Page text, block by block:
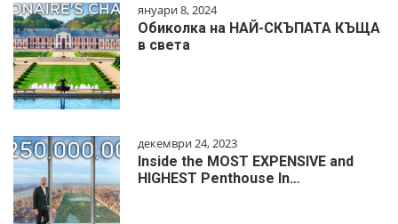
януари 8, 2024
Обиколка на НАЙ-СКЪПАТА КЪЩА
в света
декември 24, 2023
Inside the MOST EXPENSIVE and
HIGHEST Penthouse In…